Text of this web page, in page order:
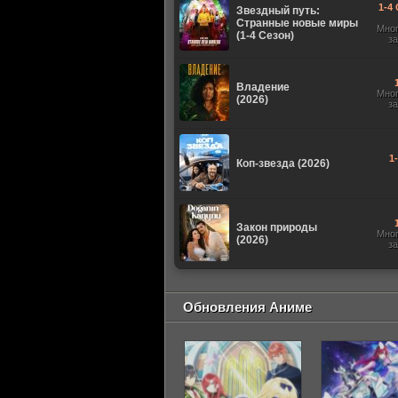
Звездный путь:
Странные новые миры
(1-4 Сезон)
1-4
Владение
(2026)
Коп-звезда (2026)
Закон природы
(2026)
Обновления Аниме